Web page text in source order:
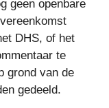
geen openbare
DHS, of het
te
grond van de
gedeeld.